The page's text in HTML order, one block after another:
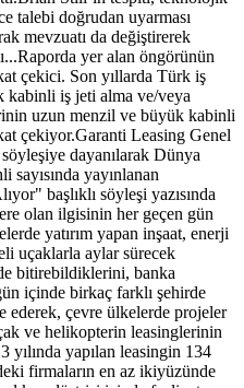
talebi doğrudan uyarması
mevzuatı da değiştirerek
yer alan öngörünün
çekici. Son yıllarda Türk iş
kabinli iş jeti alma ve/veya
uzun menzil ve büyük kabinli
çekiyor.Garanti Leasing Genel
dayanılarak Dünya
yayınlanan
başlıklı söyleşi yazısında
olan ilgisinin her geçen gün
yatırım yapan inşaat, enerji
uçaklarla aylar sürecek
bitirebildiklerini, banka
içinde birkaç farklı şehirde
ederek, çevre ülkelerde projeler
ve helikopterin leasinglerinin
yılında yapılan leasingin 134
firmaların en az ikiyüzünde